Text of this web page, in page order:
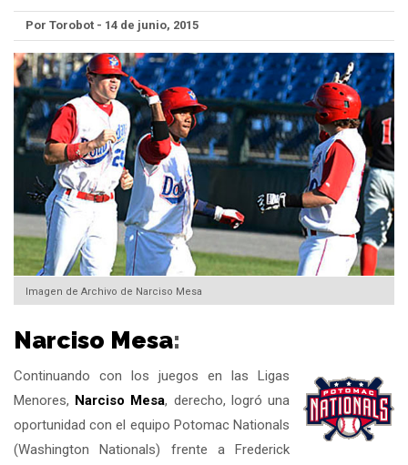
Por Torobot - 14 de junio, 2015
Imagen de Archivo de Narciso Mesa
Narciso Mesa:
Continuando con los juegos en las Ligas
Menores, Narciso Mesa, derecho, logró una
oportunidad con el equipo Potomac Nationals
(Washington Nationals) frente a Frederick